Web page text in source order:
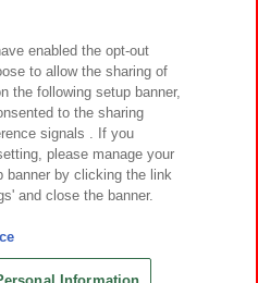
よくあるご質問・お問い合わせ
Amusement Inc.
Amusement Lab Inc.
Ltd. All Rights Reserved.
enabled the opt-out
to allow the sharing of
the following setup banner,
to the sharing
signals . If you
please manage your
banner by clicking the link
and close the banner.